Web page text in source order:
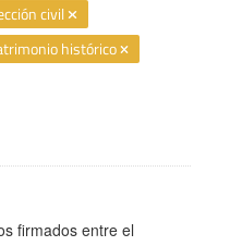
civil
histórico
firmados entre el